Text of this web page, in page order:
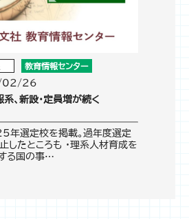
教育情報センター
02/26
、新設・定員増が続く
年選定校を掲載。過年度選定
したところも ・理系人材育成を
る国の事…